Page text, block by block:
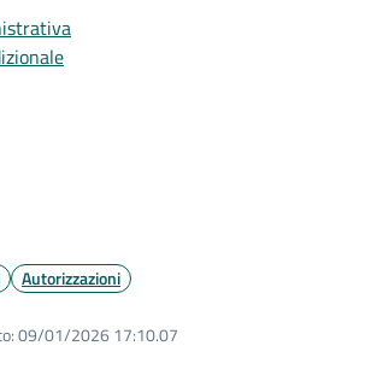
Autorizzazioni
09/01/2026 17:10.07